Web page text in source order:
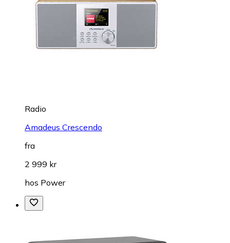
Radio
Amadeus Crescendo
fra
2 999 kr
hos Power